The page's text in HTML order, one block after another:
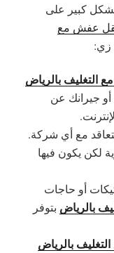
كبير على
عفش مع
زي:
بالرياض
جيرانك عن
مع أي شركة.
لكن يكون فيها
أو حاجات
بالرياض بتوفر
بالرياض